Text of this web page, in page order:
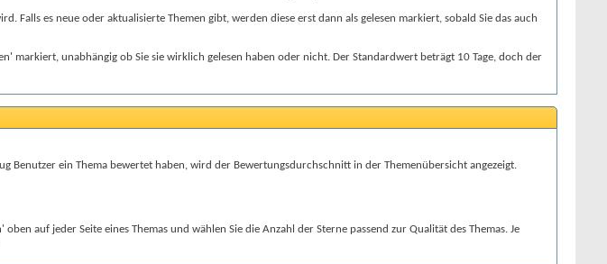
Falls es neue oder aktualisierte Themen gibt, werden diese erst dann als gelesen markiert, sobald Sie das auch
markiert, unabhängig ob Sie sie wirklich gelesen haben oder nicht. Der Standardwert beträgt 10 Tage, doch der
Benutzer ein Thema bewertet haben, wird der Bewertungsdurchschnitt in der Themenübersicht angezeigt.
auf jeder Seite eines Themas und wählen Sie die Anzahl der Sterne passend zur Qualität des Themas. Je